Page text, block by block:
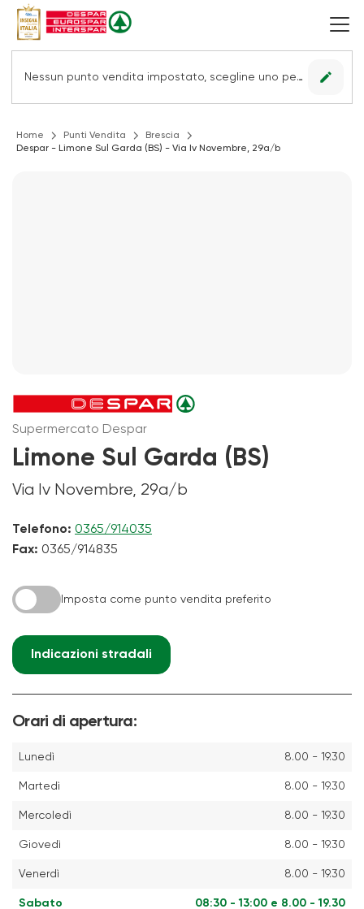
Nessun punto vendita impostato, scegline uno per vedere le offerte. edit
Home Punti Vendita
Brescia
Despar - Limone Sul Garda (BS) - Via Iv Novembre, 29a/b
Supermercato Despar
Limone Sul Garda (BS)
Via Iv Novembre, 29a/b
Telefono: 0365/914035
Fax: 0365/914835
Imposta come punto vendita preferito
Indicazioni stradali
Orari di apertura:
Lunedì 8.00 - 19.30
Martedì 8.00 - 19.30
Mercoledì 8.00 - 19.30
Giovedì 8.00 - 19.30
Venerdì 8.00 - 19.30
Sabato 08:30 - 13:00 e 8.00 - 19.30